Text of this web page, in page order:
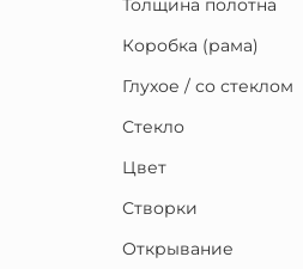
Толщина полотна
Коробка (рама)
Глухое / со стеклом
Стекло
Цвет
Створки
Открывание